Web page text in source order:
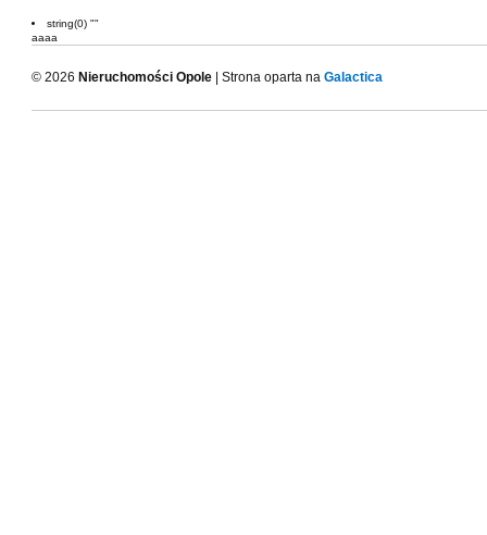
string(0) ""
aaaa
© 2026 Nieruchomości Opole | Strona oparta na Galactica